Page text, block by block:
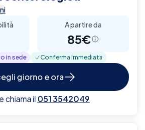
A partire da
85€
in sede Conferma immediata
giorno e ora
chiama il 051 3542049